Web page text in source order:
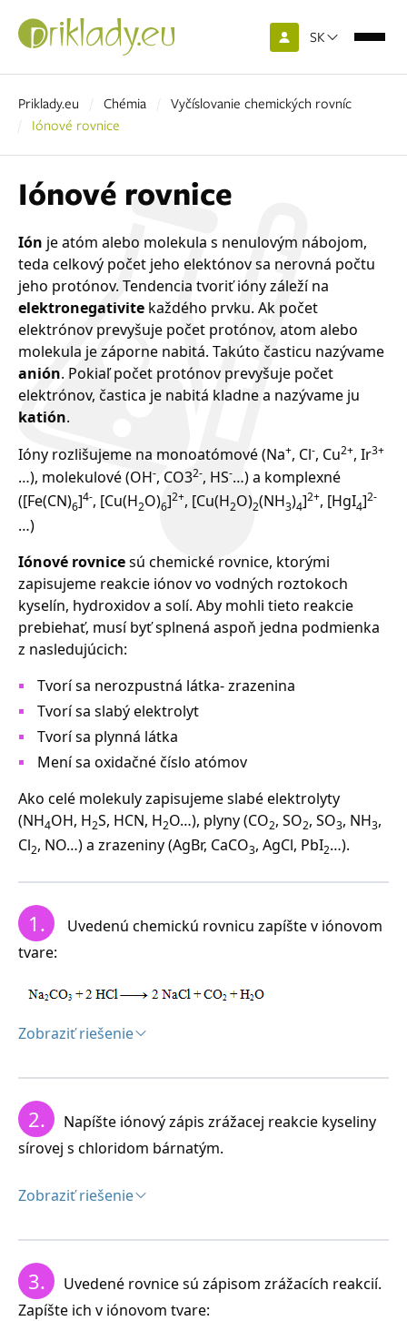
SK
Priklady.eu Chémia
Vyčíslovanie chemických rovníc
Iónové rovnice
Iónové rovnice
Ión je atóm alebo molekula s nenulovým nábojom,
teda celkový počet jeho elektónov sa nerovná počtu
jeho protónov. Tendencia tvoriť ióny záleží na
elektronegativite každého prvku. Ak počet
elektrónov prevyšuje počet protónov, atom alebo
molekula je záporne nabitá. Takúto časticu nazývame
anión. Pokiaľ počet protónov prevyšuje počet
elektrónov, častica je nabitá kladne a nazývame ju
katión.
Ióny rozlišujeme na monoatómové (Na+, Cl-, Cu2+, Ir3+
…), molekulové (OH-, CO32-, HS-…) a komplexné
([Fe(CN)6]4-, [Cu(H2O)6]2+, [Cu(H2O)2(NH3)4]2+, [HgI4]2-
…)
Iónové rovnicesú chemické rovnice, ktorými
zapisujeme reakcie iónov vo vodných roztokoch
kyselín, hydroxidov a solí. Aby mohli tieto reakcie
prebiehať, musí byť splnená aspoň jedna podmienka
z nasledujúcich:
Tvorí sa nerozpustná látka- zrazenina
Tvorí sa slabý elektrolyt
Tvorí sa plynná látka
Mení sa oxidačné číslo atómov
Ako celé molekuly zapisujeme slabé elektrolyty
(NH4OH, H2S, HCN, H2O…), plyny (CO2, SO2, SO3, NH3,
Cl2, NO…) a zrazeniny (AgBr, CaCO3, AgCl, PbI2…).
1.
Uvedenú chemickú rovnicu zapíšte v iónovom
tvare:
Zobraziť riešenie
Na ióny môžeme zapísať len vzorce silných kyselín a
zásad a solí dobre rozpustných vo vode. Ostatné látky
nerozpisujeme:
2.
Napíšte iónový zápis zrážacej reakcie kyseliny
sírovej s chloridom bárnatým.
Zobraziť riešenie
Najprv zapíšeme rovnicu v stechiometrickom tvare:
3.
Uvedené rovnice sú zápisom zrážacích reakcií.
Zapíšte ich v iónovom tvare: